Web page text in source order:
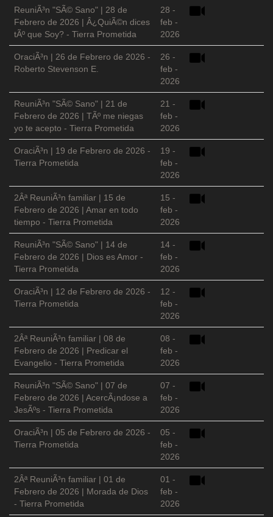
ReuniÃ³n "SÃ© Sano" | 28 de
Febrero de 2026 | Â¿QuiÃ©n dices
tÃº que Soy? - Tierra Prometida
28 -
feb -
2026
OraciÃ³n | 26 de Febrero de 2026 -
Roberto Stevenson E.
26 -
feb -
2026
ReuniÃ³n "SÃ© Sano" | 21 de
Febrero de 2026 | TÃº me niegas
yo te acepto - Tierra Prometida
21 -
feb -
2026
OraciÃ³n | 19 de Febrero de 2026 -
Tierra Prometida
19 -
feb -
2026
2Âª ReuniÃ³n familiar | 15 de
Febrero de 2026 | Amar en todo
tiempo - Tierra Prometida
15 -
feb -
2026
ReuniÃ³n "SÃ© Sano" | 14 de
Febrero de 2026 | Dios es Amor -
Tierra Prometida
14 -
feb -
2026
OraciÃ³n | 12 de Febrero de 2026 -
Tierra Prometida
12 -
feb -
2026
2Âª ReuniÃ³n familiar | 08 de
Febrero de 2026 | Predicar el
Evangelio - Tierra Prometida
08 -
feb -
2026
ReuniÃ³n "SÃ© Sano" | 07 de
Febrero de 2026 | AcercÃ¡ndose a
JesÃºs - Tierra Prometida
07 -
feb -
2026
OraciÃ³n | 05 de Febrero de 2026 -
Tierra Prometida
05 -
feb -
2026
2Âª ReuniÃ³n familiar | 01 de
Febrero de 2026 | Morada de Dios
- Tierra Prometida
01 -
feb -
2026